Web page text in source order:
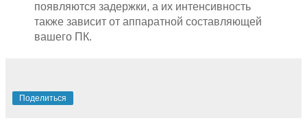
появляются задержки, а их интенсивность
также зависит от аппаратной составляющей
вашего ПК.
Поделиться